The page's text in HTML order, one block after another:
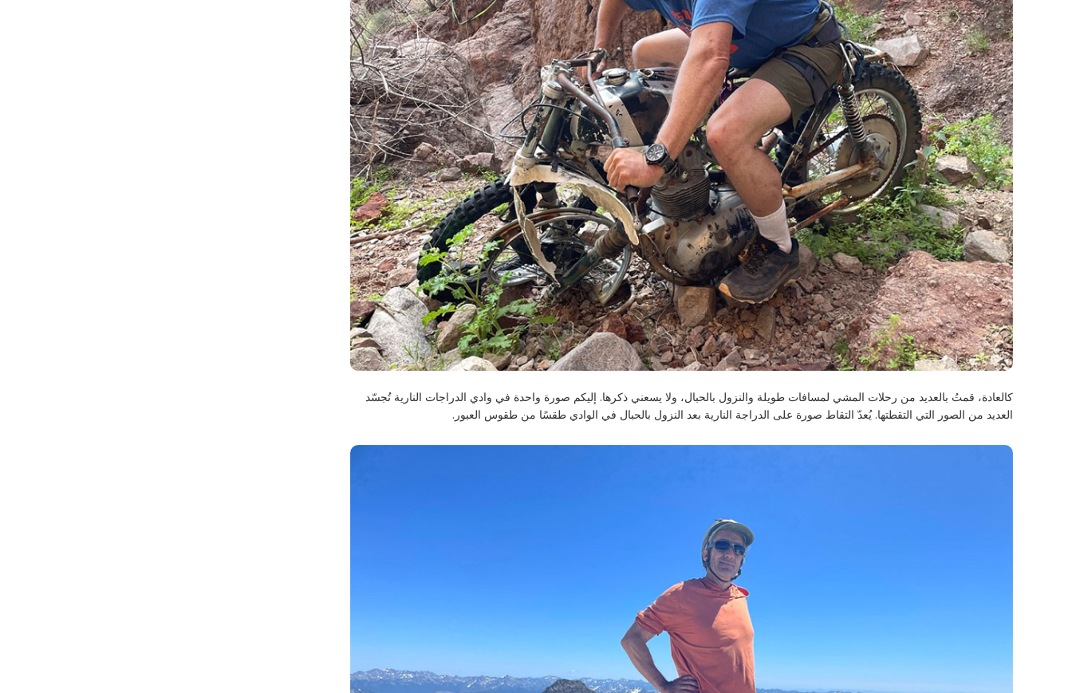
كالعادة، قمتُ بالعديد من رحلات المشي لمسافات طويلة والنزول بالحبال، ولا يسعني ذكرها. إليكم صورة واحدة في وادي الدراجات النارية تُجسّد
العديد من الصور التي التقطتها. يُعدّ التقاط صورة على الدراجة النارية بعد النزول بالحبال في الوادي طقسًا من طقوس العبور.